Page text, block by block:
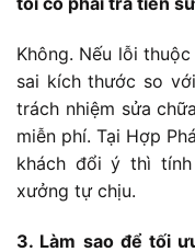
Không. Nếu lỗi
sai kích thước so
trách nhiệm sửa
miễn phí. Tại Hợp
khách đổi ý thì
xưởng tự chịu.
3. Làm sao để tối